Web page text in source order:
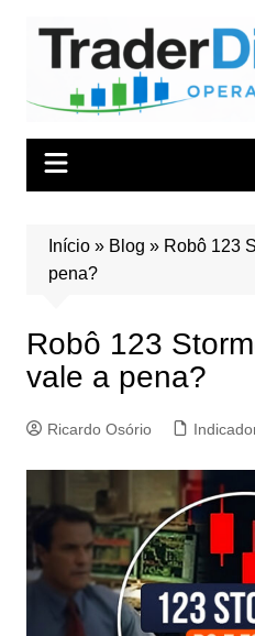
conteúdo
Início» Blog » Robô 123
pena?
Robô 123
vale a pena?
Ricardo Osório